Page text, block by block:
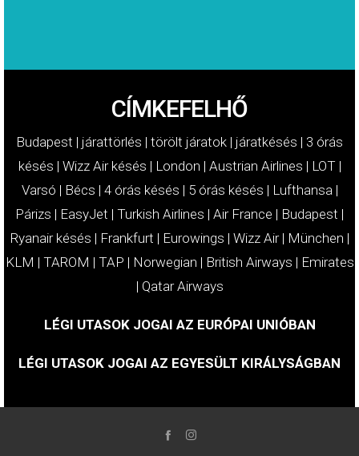
CÍMKEFELHŐ
Budapest | járattörlés | törölt járatok | járatkésés | 3 órás
késés | Wizz Air késés | London | Austrian Airlines | LOT|
Varsó | Bécs | 4 órás késés | 5 órás késés | Lufthansa |
Párizs | EasyJet | Turkish Airlines | Air France | Budapest |
Ryanair késés | Frankfurt | Eurowings | Wizz Air| München |
KLM | TAROM | TAP | Norwegian | British Airways | Emirates
| Qatar Airways
LÉGI UTASOK JOGAI AZ EURÓPAI UNIÓBAN
LÉGI UTASOK JOGAI AZ EGYESÜLT KIRÁLYSÁGBAN